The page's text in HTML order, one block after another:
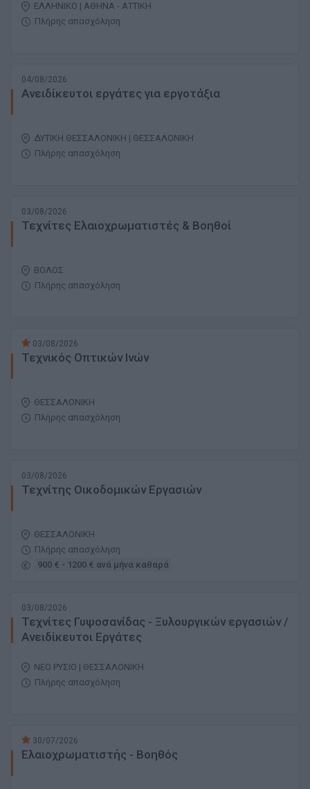
ΕΛΛΗΝΙΚΟ | ΑΘΗΝΑ - ΑΤΤΙΚΗ
Πλήρης απασχόληση
04/08/2026
Ανειδίκευτοι εργάτες για εργοτάξια
ΔΥΤΙΚΗ ΘΕΣΣΑΛΟΝΙΚΗ | ΘΕΣΣΑΛΟΝΙΚΗ
Πλήρης απασχόληση
03/08/2026
Τεχνίτες Ελαιοχρωματιστές & Βοηθοί
ΒΟΛΟΣ
Πλήρης απασχόληση
03/08/2026
Τεχνικός Οπτικών Ινών
ΘΕΣΣΑΛΟΝΙΚΗ
Πλήρης απασχόληση
03/08/2026
Τεχνίτης Οικοδομικών Εργασιών
ΘΕΣΣΑΛΟΝΙΚΗ
Πλήρης απασχόληση
900 € - 1200 € ανά μήνα καθαρά
03/08/2026
Τεχνίτες Γυψοσανίδας - Ξυλουργικών εργασιών /
Ανειδίκευτοι Εργάτες
ΝΕΟ ΡΥΣΙΟ | ΘΕΣΣΑΛΟΝΙΚΗ
Πλήρης απασχόληση
30/07/2026
Ελαιοχρωματιστής - Βοηθός